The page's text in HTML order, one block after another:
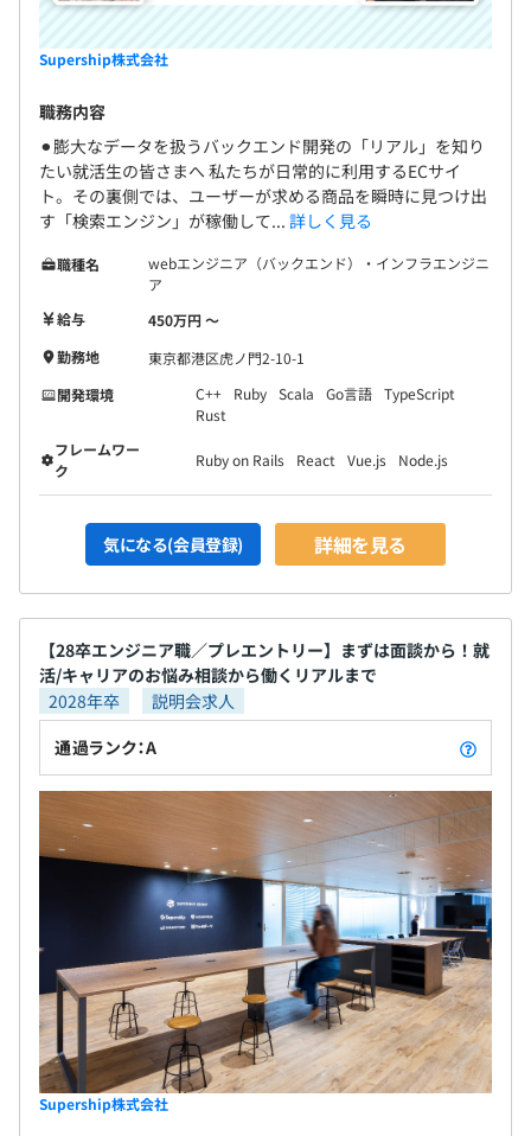
半期ごとに上長とご自身で目標設定をいただき、その振り
返りによる評価をおこなっています。
会社指定のキャリアパスはなく、スペシャリストとしての
キャリアやマネジメントのキャリア、スペシャリストとマ
ネジメントのキャリア半々で歩まれる方もいるなどキャリ
アパスはご自身で決めることができます。
平均3名～10名で開発をおこなっております。
Supership株式会社
職務内容
⚫︎膨大なデータを扱うバックエンド開発の「リアル」を知り
たい就活生の皆さまへ 私たちが日常的に利用するECサイ
ト。その裏側では、ユーザーが求める商品を瞬時に見つけ出
す「検索エンジン」が稼働して... 詳しく見る
職種名
webエンジニア（バックエンド）・インフラエンジニ
ア
給与
450万円 〜
勤務地
東京都港区虎ノ門2-10-1
開発環境
C++ Ruby Scala Go言語 TypeScript
Rust
フレームワー
ク
Ruby on Rails React Vue.js Node.js
気になる(会員登録) 詳細を見る
【28卒エンジニア職／プレエントリー】まずは面談から！就
活/キャリアのお悩み相談から働くリアルまで
2028年卒
説明会求人
通過ランク：A
Supership株式会社